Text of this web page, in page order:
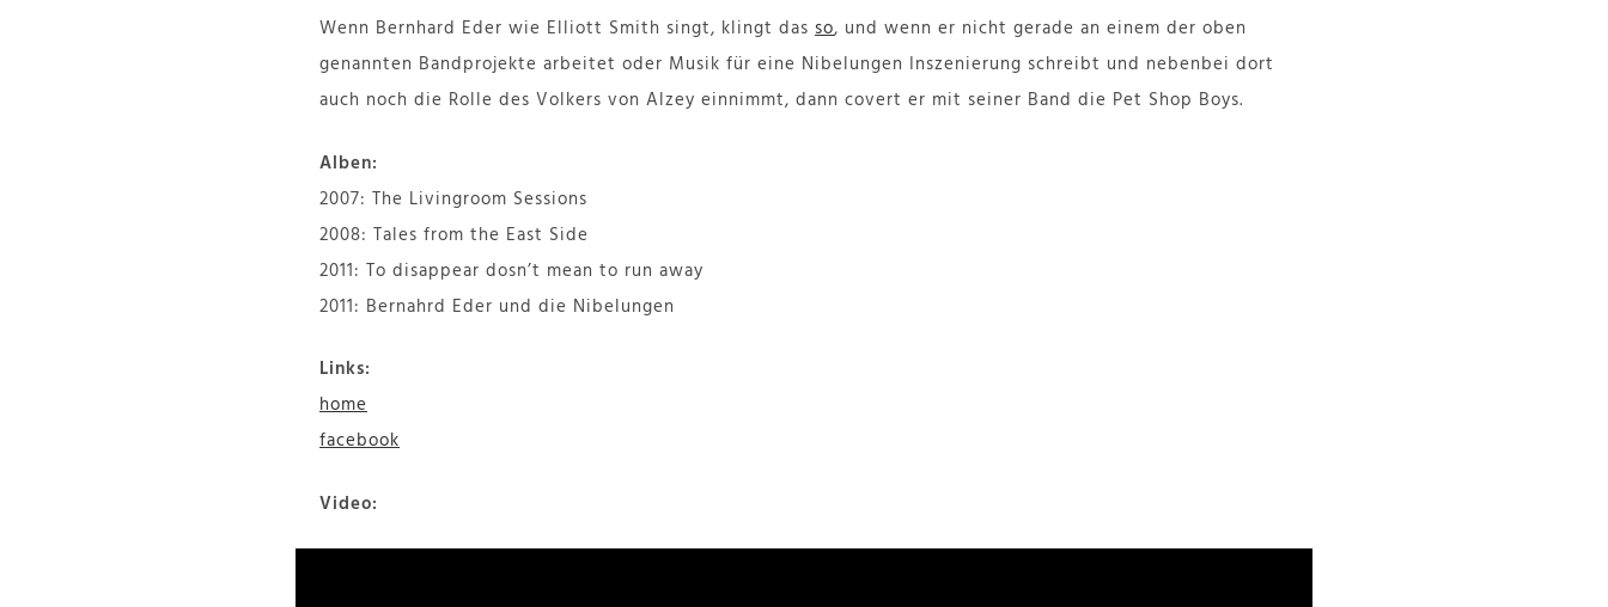
Wenn Bernhard Eder wie Elliott Smith singt, klingt das so, und wenn er nicht gerade an einem der oben
genannten Bandprojekte arbeitet oder Musik für eine Nibelungen Inszenierung schreibt und nebenbei dort
auch noch die Rolle des Volkers von Alzey einnimmt, dann covert er mit seiner Band die Pet Shop Boys.
Alben:
2007: The Livingroom Sessions
2008: Tales from the East Side
2011: To disappear dosn’t mean to run away
2011: Bernahrd Eder und die Nibelungen
Links:
home
facebook
Video: